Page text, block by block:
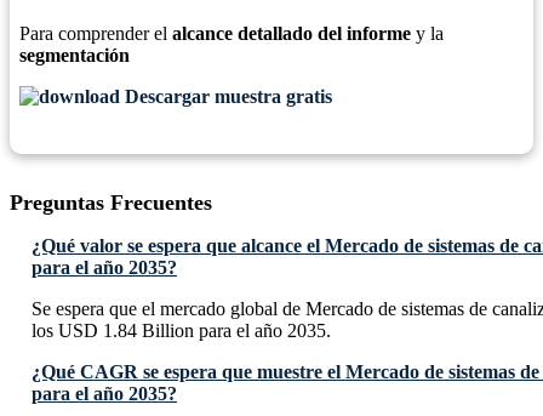
Para comprender el alcance detallado del informe y la
segmentación
Descargar muestra gratis
Preguntas Frecuentes
¿Qué valor se espera que alcance el Mercado de sistemas de
para el año 2035?
Se espera que el mercado global de Mercado de sistemas de
los USD 1.84 Billion para el año 2035.
¿Qué CAGR se espera que muestre el Mercado de sistemas
para el año 2035?